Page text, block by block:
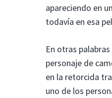
apareciendo en
todavía en esa
En otras
personaje de
en la retorcida
uno de los